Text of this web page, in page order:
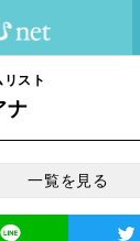
スト
ナ
一覧を見る